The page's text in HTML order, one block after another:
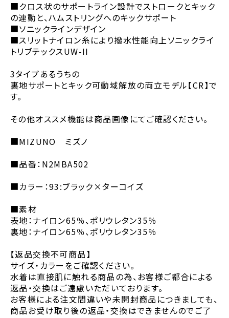
■クロス状のサポートライン設計でストロークとキック
の連動と、ハムストリングへのキックサポート
■ソニックラインデザイン
■スリットナイロン糸により撥水性能向上ソニックライ
トリブテックスUW-II
3タイプあるうちの
裏地サポートとキック可動域解放の両立モデル【CR】で
す。
その他オススメ機能は商品画像にてご確認ください。
■MIZUNO ミズノ
■品番：N2MBA502
■カラー：93:ブラック×ターコイズ
■素材
表地：ナイロン65％、ポリウレタン35％
裏地：ナイロン65％、ポリウレタン35％
【返品交換不可商品】
サイズ・カラーをご確認ください。
水着は直接肌に触れる商品の為、お客様ご都合による
返品・交換はご遠慮いただいております。
お客様による注文間違いや未開封商品につきましても、
商品お受け取り後の返品・交換はできませんのでご了